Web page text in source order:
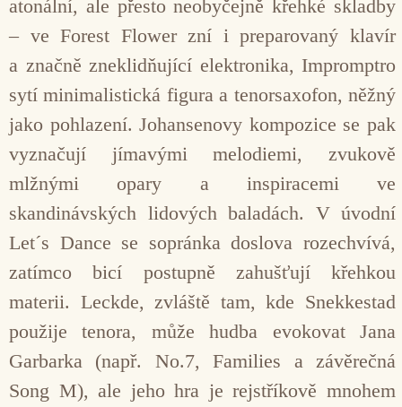
atonální, ale přesto neobyčejně křehké skladby
– ve Forest Flower zní i preparovaný klavír
a značně zneklidňující elektronika, Impromptro
sytí minimalistická figura a tenorsaxofon, něžný
jako pohlazení. Johansenovy kompozice se pak
vyznačují jímavými melodiemi, zvukově
mlžnými opary a inspiracemi ve
skandinávských lidových baladách. V úvodní
Let´s Dance se sopránka doslova rozechvívá,
zatímco bicí postupně zahušťují křehkou
materii. Leckde, zvláště tam, kde Snekkestad
použije tenora, může hudba evokovat Jana
Garbarka (např. No.7, Families a závěrečná
Song M), ale jeho hra je rejstříkově mnohem